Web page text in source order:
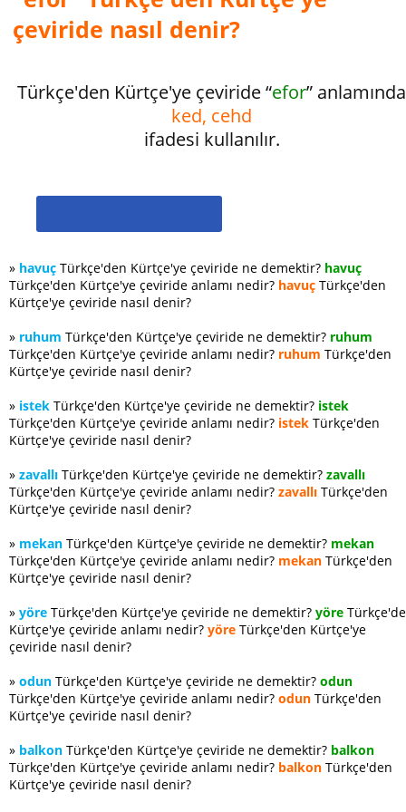
çeviride nasıl denir?
Türkçe'den Kürtçe'ye çeviride “efor” anlamında
ked, cehd
ifadesi kullanılır.
» havuç Türkçe'den Kürtçe'ye çeviride ne demektir? havuç
Türkçe'den Kürtçe'ye çeviride anlamı nedir? havuç Türkçe'den
Kürtçe'ye çeviride nasıl denir?
» ruhum Türkçe'den Kürtçe'ye çeviride ne demektir? ruhum
Türkçe'den Kürtçe'ye çeviride anlamı nedir? ruhum Türkçe'den
Kürtçe'ye çeviride nasıl denir?
» istek Türkçe'den Kürtçe'ye çeviride ne demektir? istek
Türkçe'den Kürtçe'ye çeviride anlamı nedir? istek Türkçe'den
Kürtçe'ye çeviride nasıl denir?
» zavallı Türkçe'den Kürtçe'ye çeviride ne demektir? zavallı
Türkçe'den Kürtçe'ye çeviride anlamı nedir? zavallı Türkçe'den
Kürtçe'ye çeviride nasıl denir?
» mekan Türkçe'den Kürtçe'ye çeviride ne demektir? mekan
Türkçe'den Kürtçe'ye çeviride anlamı nedir? mekan Türkçe'den
Kürtçe'ye çeviride nasıl denir?
» yöre Türkçe'den Kürtçe'ye çeviride ne demektir? yöre
Kürtçe'ye çeviride anlamı nedir? yöre Türkçe'den Kürtçe'ye
çeviride nasıl denir?
» odun Türkçe'den Kürtçe'ye çeviride ne demektir? odun
Türkçe'den Kürtçe'ye çeviride anlamı nedir? odun Türkçe'den
Kürtçe'ye çeviride nasıl denir?
» balkon Türkçe'den Kürtçe'ye çeviride ne demektir? balkon
Türkçe'den Kürtçe'ye çeviride anlamı nedir? balkon Türkçe'den
Kürtçe'ye çeviride nasıl denir?